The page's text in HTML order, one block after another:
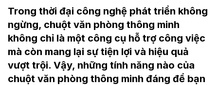
Trong thời đại công nghệ phát triển không
ngừng, chuột văn phòng thông minh
không chỉ là một công cụ hỗ trợ công việc
mà còn mang lại sự tiện lợi và hiệu quả
vượt trội. Vậy, những tính năng nào của
chuột văn phòng thông minh đáng để bạn